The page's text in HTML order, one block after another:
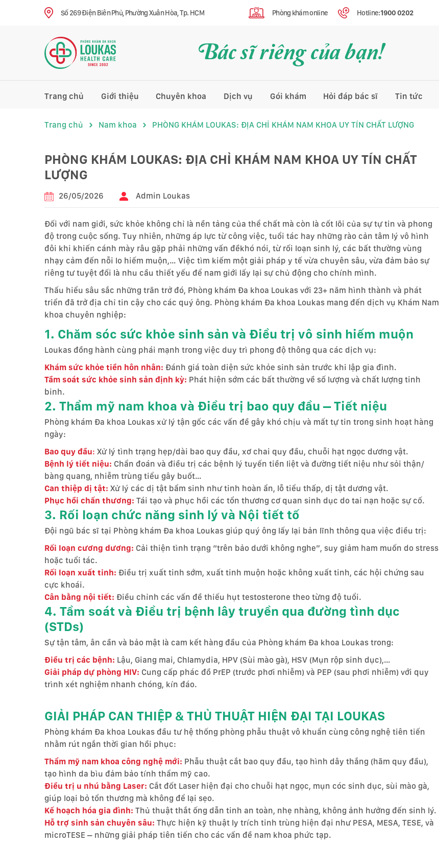
Số 269 Điện Biên Phủ, Phường Xuân Hòa, Tp. HCM Phòng khám online Hotline:1900 0202
Bác sĩ riêng của bạn!
Trang chủ Giới thiệu Chuyên khoa Dịch vụ Gói khám Hỏi đáp bác sĩ Tin tức
Trang chủ Nam khoa PHÒNG KHÁM LOUKAS: ĐỊA CHỈ KHÁM NAM KHOA UY TÍN CHẤT LƯỢNG
PHÒNG KHÁM LOUKAS: ĐỊA CHỈ KHÁM NAM KHOA UY TÍN CHẤT
LƯỢNG
26/05/2026 Admin Loukas
Đối với nam giới, sức khỏe không chỉ là nền tảng của thể chất mà còn là cốt lõi của sự tự tin và phong
độ trong cuộc sống. Tuy nhiên, những áp lực từ công việc, tuổi tác hay những rào cản tâm lý vô hình
đôi khi khiến cánh mày râu gặp phải những vấn đềkhó nói, từ rối loạn sinh lý, các bất thường vùng
nhạy cảm đến nỗi lo hiếm muộn,… Việc tìm kiếm một giải pháp y tế vừa chuyên sâu, vừa đảm bảo sự
riêng tư tuyệt đối là nhu cầu thiết yếu để nam giới lấy lại sự chủ động cho chính mình.
Thấu hiểu sâu sắc những trăn trở đó, Phòng khám Đa khoa Loukas với 23+ năm hình thành và phát
triển đã trở địa chỉ tin cậy cho các quý ông. Phòng khám Đa khoa Loukas mang đến dịch vụ Khám Nam
khoa chuyên nghiệp:
1. Chăm sóc sức khỏe sinh sản và Điều trị vô sinh hiếm muộn
Loukas đồng hành cùng phái mạnh trong việc duy trì phong độ thông qua các dịch vụ:
Khám sức khỏe tiền hôn nhân: Đánh giá toàn diện sức khỏe sinh sản trước khi lập gia đình.
Tầm soát sức khỏe sinh sản định kỳ: Phát hiện sớm các bất thường về số lượng và chất lượng tinh
binh.
2. Thẩm mỹ nam khoa và Điều trị bao quy đầu – Tiết niệu
Phòng khám Đa khoa Loukas xử lý tận gốc các vấn đề gây khó chịu và mất tự tin trong sinh hoạt hàng
ngày:
Bao quy đầu: Xử lý tình trạng hẹp/dài bao quy đầu, xơ chai quy đầu, chuỗi hạt ngọc dương vật.
Bệnh lý tiết niệu: Chẩn đoán và điều trị các bệnh lý tuyến tiền liệt và đường tiết niệu như sỏi thận/
bàng quang, nhiễm trùng tiểu gây buốt…
Can thiệp dị tật: Xử lý các dị tật bẩm sinh như tinh hoàn ẩn, lỗ tiểu thấp, dị tật dương vật.
Phục hồi chấn thương: Tái tạo và phục hồi các tổn thương cơ quan sinh dục do tai nạn hoặc sự cố.
3. Rối loạn chức năng sinh lý và Nội tiết tố
Đội ngũ bác sĩ tại Phòng khám Đa khoa Loukas giúp quý ông lấy lại bản lĩnh thông qua việc điều trị:
Rối loạn cương dương: Cải thiện tình trạng “trên bảo dưới không nghe”, suy giảm ham muốn do stress
hoặc tuổi tác.
Rối loạn xuất tinh: Điều trị xuất tinh sớm, xuất tinh muộn hoặc không xuất tinh, các hội chứng sau
cực khoái.
Cân bằng nội tiết: Điều chỉnh các vấn đề thiếu hụt testosterone theo từng độ tuổi.
4. Tầm soát và Điều trị bệnh lây truyền qua đường tình dục
(STDs)
Sự tận tâm, ân cần và bảo mật là cam kết hàng đầu của Phòng khám Đa khoa Loukas trong:
Điều trị các bệnh: Lậu, Giang mai, Chlamydia, HPV (Sùi mào gà), HSV (Mụn rộp sinh dục),…
Giải pháp dự phòng HIV: Cung cấp phác đồ PrEP (trước phơi nhiễm) và PEP (sau phơi nhiễm) với quy
trình xét nghiệm nhanh chóng, kín đáo.
GIẢI PHÁP CAN THIỆP & THỦ THUẬT HIỆN ĐẠI TẠI LOUKAS
Phòng khám Đa khoa Loukas đầu tư hệ thống phòng phẫu thuật vô khuẩn cùng công nghệ tiên tiến
nhằm rút ngắn thời gian hồi phục:
Thẩm mỹ nam khoa công nghệ mới: Phẫu thuật cắt bao quy đầu, tạo hình dây thắng (hãm quy đầu),
tạo hình da bìu đảm bảo tính thẩm mỹ cao.
Điều trị u nhú bằng Laser: Cắt đốt Laser hiện đại cho chuỗi hạt ngọc, mụn cóc sinh dục, sùi mào gà,
giúp loại bỏ tổn thương mà không để lại sẹo.
Kế hoạch hóa gia đình: Thủ thuật thắt ống dẫn tinh an toàn, nhẹ nhàng, không ảnh hưởng đến sinh lý.
Hỗ trợ sinh sản chuyên sâu: Thực hiện kỹ thuật ly trích tinh trùng hiện đại như PESA, MESA, TESE, và
microTESE – những giải pháp tiên tiến cho các vấn đề nam khoa phức tạp.